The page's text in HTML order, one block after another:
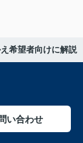
希望者向けに解説
い合わせ